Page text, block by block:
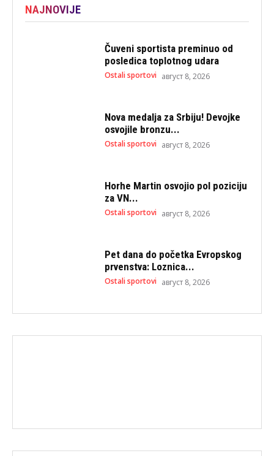
NAJNOVIJE
Čuveni sportista preminuo od
posledica toplotnog udara
Ostali sportovi август 8, 2026
Nova medalja za Srbiju! Devojke
osvojile bronzu...
Ostali sportovi август 8, 2026
Horhe Martin osvojio pol poziciju
za VN...
Ostali sportovi август 8, 2026
Pet dana do početka Evropskog
prvenstva: Loznica...
Ostali sportovi август 8, 2026